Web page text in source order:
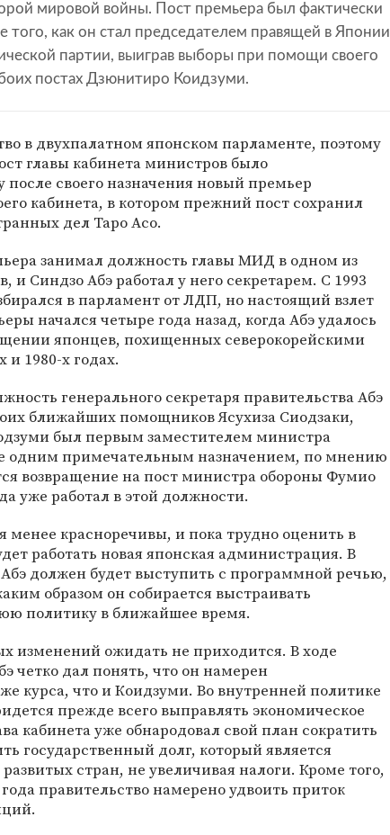
мировой войны. Пост премьера был фактически
того, как он стал председателем правящей в Японии
партии, выиграв выборы при помощи своего
постах Дзюнитиро Коидзуми.
в двухпалатном японском парламенте, поэтому
главы кабинета министров было
своего назначения новый премьер
кабинета, в котором прежний пост сохранил
дел Таро Асо.
занимал должность главы МИД в одном из
и Синдзо Абэ работал у него секретарем. С 1993
в парламент от ЛДП, но настоящий взлет
начался четыре года назад, когда Абэ удалось
японцев, похищенных северокорейскими
и 1980-х годах.
генерального секретаря правительства Абэ
ближайших помощников Ясухиза Сиодзаки,
был первым заместителем министра
одним примечательным назначением, по мнению
возвращение на пост министра обороны Фумио
уже работал в этой должности.
менее красноречивы, и пока трудно оценить в
работать новая японская администрация. В
должен будет выступить с программной речью,
образом он собирается выстраивать
политику в ближайшее время.
изменений ожидать не приходится. В ходе
четко дал понять, что он намерен
курса, что и Коидзуми. Во внутренней политике
прежде всего выправлять экономическое
кабинета уже обнародовал свой план сократить
государственный долг, который является
стран, не увеличивая налоги. Кроме того,
правительство намерено удвоить приток